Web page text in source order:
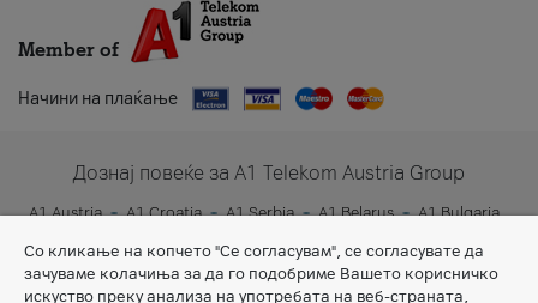
Member of
Начини на плаќање
Дознај повеќе за A1 Telekom Austria Group
A1 Austria A1 Croatia A1 Serbia A1 Belarus
A1 Bulgaria
Со кликање на копчето "Се согласувам", се согласувате да
зачуваме колачиња за да го подобриме Вашето корисничко
искуство преку анализа на употребата на веб-страната,